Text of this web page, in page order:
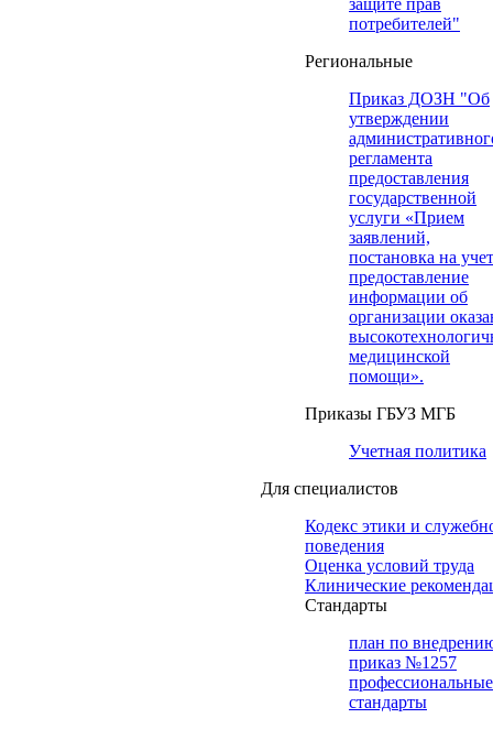
защите прав
потребителей"
Региональные
Приказ ДОЗН "Об
утверждении
регламента
предоставления
государственной
услуги «Прием
заявлений,
постановка на
предоставление
информации об
организации
медицинской
помощи».
Приказы ГБУЗ МГБ
Учетная политика
Для специалистов
Кодекс этики и
поведения
Оценка условий труда
Клинические
Cтандарты
план по
приказ №1257
профессиональные
стандарты